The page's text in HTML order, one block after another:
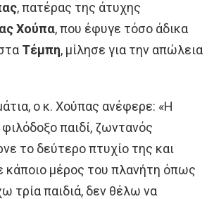
, πατέρας της άτυχης
Χούπα, που έφυγε τόσο άδικα
Τέμπη, μίλησε για την απώλεια
ο κ. Χούπας ανέφερε: «Η
παιδί, ζωντανός
το δεύτερο πτυχίο της και
κάποιο μέρος του πλανήτη όπως
τρία παιδιά, δεν θέλω να